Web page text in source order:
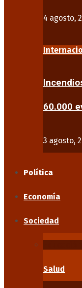
4 agosto,
60.000
3 agosto,
Política
Economía
Sociedad
Salud